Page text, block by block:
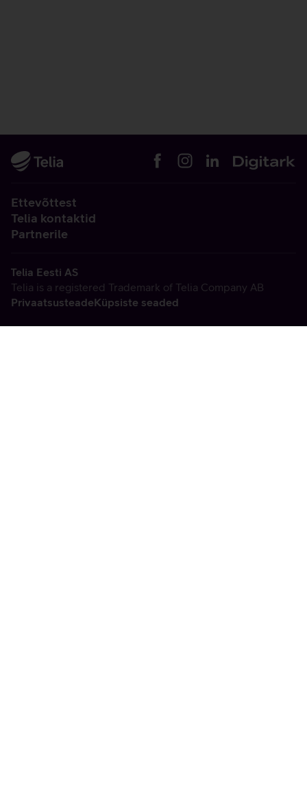
Ettevõttest
Telia kontaktid
Partnerile
Telia Eesti AS
Telia is a registered Trademark of Telia Company AB
PrivaatsusteadeKüpsiste seaded